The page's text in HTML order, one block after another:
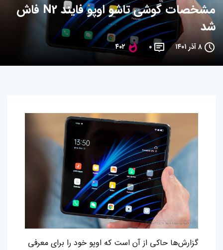
مشخصات گوشی تاشو اوپو فایند N2 فاش
شد
۸ آذر ۱۴۰۱ ۰ ۴۰۲
گزارش‌ها حاکی از آن است که اوپو خود را برای معرفی